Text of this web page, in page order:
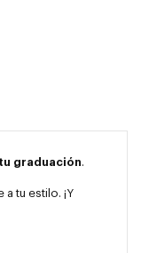
graduación.
tu estilo. ¡Y